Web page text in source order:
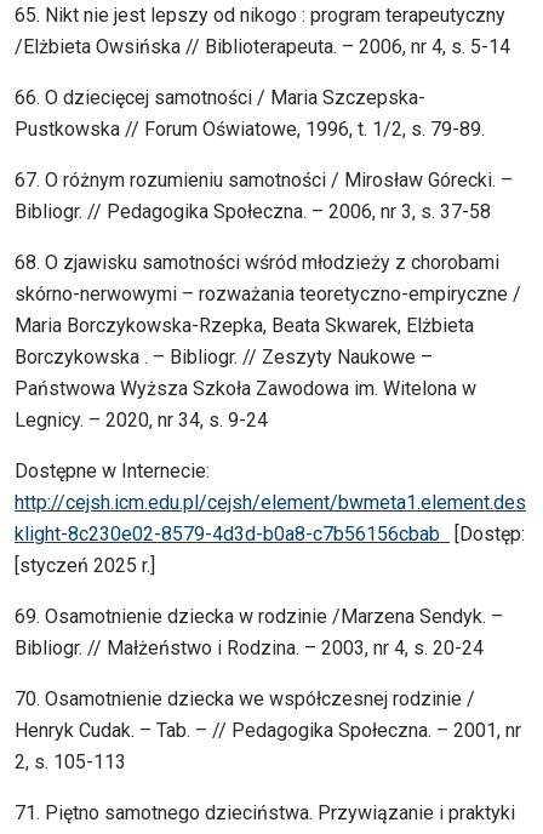
65. Nikt nie jest lepszy od nikogo : program terapeutyczny
/Elżbieta Owsińska // Biblioterapeuta. – 2006, nr 4, s. 5-14
66. O dziecięcej samotności / Maria Szczepska-
Pustkowska // Forum Oświatowe, 1996, t. 1/2, s. 79-89.
67. O różnym rozumieniu samotności / Mirosław Górecki. –
Bibliogr. // Pedagogika Społeczna. – 2006, nr 3, s. 37-58
68. O zjawisku samotności wśród młodzieży z chorobami
skórno-nerwowymi – rozważania teoretyczno-empiryczne /
Maria Borczykowska-Rzepka, Beata Skwarek, Elżbieta
Borczykowska . – Bibliogr. // Zeszyty Naukowe –
Państwowa Wyższa Szkoła Zawodowa im. Witelona w
Legnicy. – 2020, nr 34, s. 9-24
Dostępne w Internecie:
http://cejsh.icm.edu.pl/cejsh/element/bwmeta1.element.des
klight-8c230e02-8579-4d3d-b0a8-c7b56156cbab
[Dostęp:
[styczeń 2025 r.]
69. Osamotnienie dziecka w rodzinie /Marzena Sendyk. –
Bibliogr. // Małżeństwo i Rodzina. – 2003, nr 4, s. 20-24
70. Osamotnienie dziecka we współczesnej rodzinie /
Henryk Cudak. – Tab. – // Pedagogika Społeczna. – 2001, nr
2, s. 105-113
71. Piętno samotnego dzieciństwa. Przywiązanie i praktyki